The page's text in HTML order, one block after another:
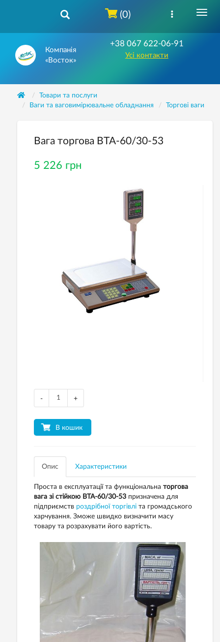
Компанія
«Восток»
+38 067 622-06-91
Усі контакти
(0)
Товари та послуги
Ваги та ваговимірювальне обладнання
Торгові ваги
Вага торгова ВТА-60/30-53
5 226 грн
- +
В кошик
Опис Характеристики
Проста в експлуатації та функціональна торгова
вага зі стійкою ВТА-60/30-53 призначена для
підприємств роздрібної торгівлі та громадського
харчування. Зможе швидко визначити масу
товару та розрахувати його вартість.